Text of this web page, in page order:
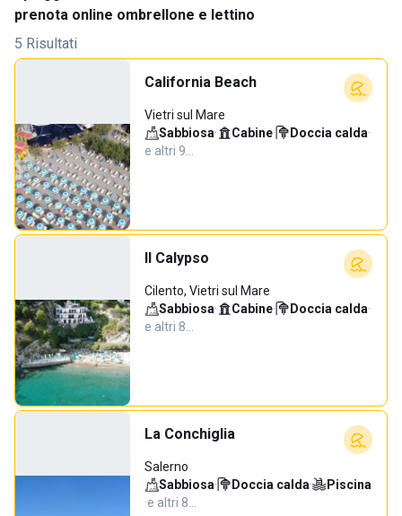
prenota online ombrellone e lettino
5 Risultati
California Beach
Vietri sul Mare
Sabbiosa· Cabine· Doccia calda·
e altri 9…
Il Calypso
Cilento, Vietri sul Mare
Sabbiosa· Cabine· Doccia calda·
e altri 8…
La Conchiglia
Salerno
Sabbiosa· Doccia calda·
Piscina
·e altri 8…